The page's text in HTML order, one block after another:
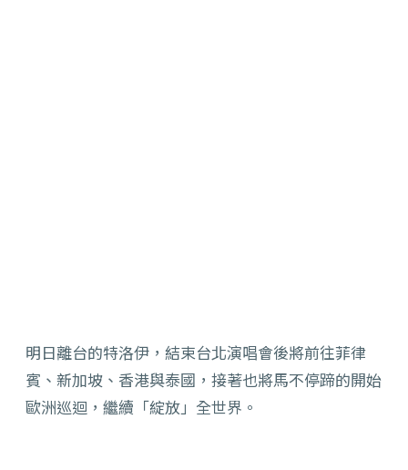
明日離台的特洛伊，結束台北演唱會後將前往菲律
賓、新加坡、香港與泰國，接著也將馬不停蹄的開始
歐洲巡迴，繼續「綻放」全世界。